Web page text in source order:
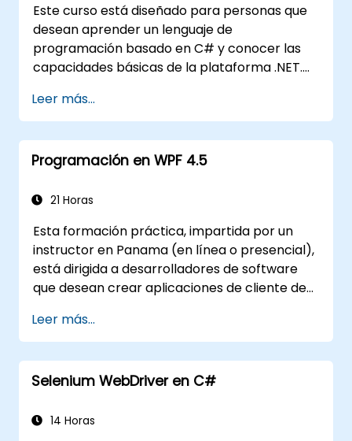
Este curso está diseñado para personas que
desean aprender un lenguaje de
programación basado en C# y conocer las
capacidades básicas de la plataforma .NET.
aprenderán cómo se integra en C#, cómo
configurar el entorno para escribir
programas básicos y utilizar las bibliotecas
estándar.
Leer más...
Programación en WPF 4.5
21 Horas
Esta formación práctica, impartida por un
instructor en Panama (en línea o presencial),
está dirigida a desarrolladores de software
que desean crear aplicaciones de cliente de
curso, los participantes serán capaces de:
Aprender y comprender el uso de los
recursos y herramientas de MSDN. Apoyar el
proceso de desarrollo en Microsoft Visual
empresariales utilizando la tecnología WPF y
Leer más...
Selenium WebDriver en C#
14 Horas